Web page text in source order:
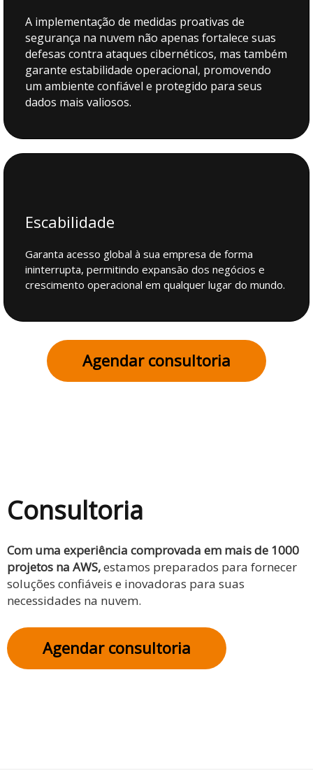
A implementação de medidas proativas de
segurança na nuvem não apenas fortalece suas
defesas contra ataques cibernéticos, mas também
garante estabilidade operacional, promovendo
um ambiente confiável e protegido para seus
dados mais valiosos.
Escabilidade
Garanta acesso global à sua empresa de forma
ininterrupta, permitindo expansão dos negócios e
crescimento operacional em qualquer lugar do mundo.
Agendar consultoria
Consultoria
Com uma experiência comprovada em mais de 1000
projetos na AWS,estamos preparados para fornecer
soluções confiáveis e inovadoras para suas
necessidades na nuvem.
Agendar consultoria